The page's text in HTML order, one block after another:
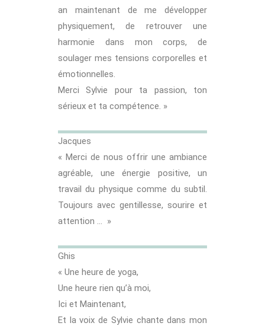
an maintenant de me développer
physiquement, de retrouver une
harmonie dans mon corps, de
soulager mes tensions corporelles et
émotionnelles.
Merci Sylvie pour ta passion, ton
sérieux et ta compétence. »
Jacques
« Merci de nous offrir une ambiance
agréable, une énergie positive, un
travail du physique comme du subtil.
Toujours avec gentillesse, sourire et
attention … »
Ghis
« Une heure de yoga,
Une heure rien qu’à moi,
Ici et Maintenant,
Et la voix de Sylvie chante dans mon